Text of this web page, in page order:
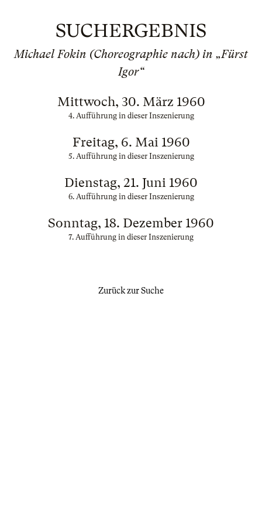
SUCHERGEBNIS
Michael Fokin (Choreographie nach) in „Fürst
Igor“
Mittwoch, 30. März 1960
4. Aufführung in dieser Inszenierung
Freitag, 6. Mai 1960
5. Aufführung in dieser Inszenierung
Dienstag, 21. Juni 1960
6. Aufführung in dieser Inszenierung
Sonntag, 18. Dezember 1960
7. Aufführung in dieser Inszenierung
Zurück zur Suche